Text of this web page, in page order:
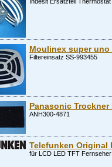
Moulinex super uno
Filtereinsatz SS-993455
Panasonic Trockner
ANH300-4871
Telefunken Original
für LCD LED TFT Fernseher